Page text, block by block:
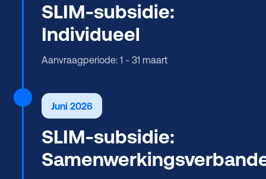
SLIM-subsidie:
Individueel
Aanvraagperiode: 1 - 31 maart
Juni 2026
SLIM-subsidie: